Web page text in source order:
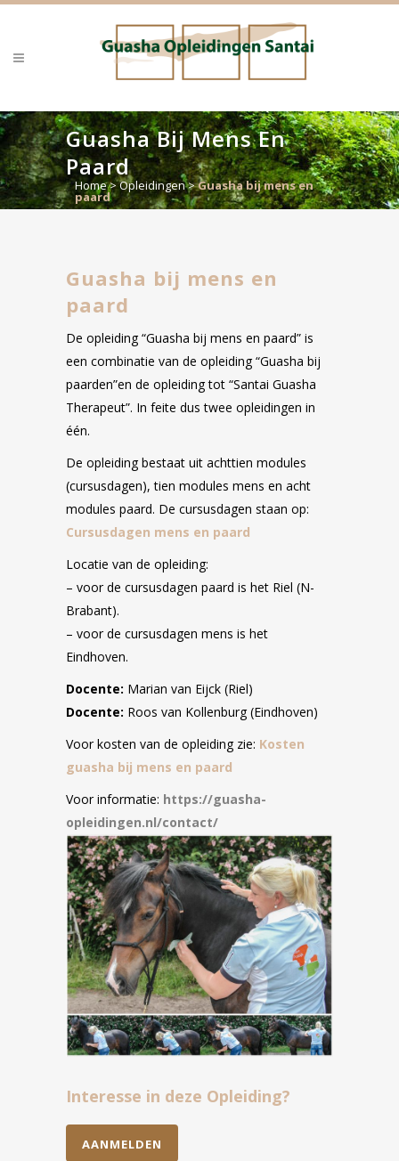
Guasha Bij Mens En
Paard
Home>Opleidingen>Guasha bij mens en
paard
Guasha bij mens en
paard
De opleiding “Guasha bij mens en paard” is
een combinatie van de opleiding “Guasha bij
paarden”en de opleiding tot “Santai Guasha
Therapeut”. In feite dus twee opleidingen in
één.
De opleiding bestaat uit achttien modules
(cursusdagen), tien modules mens en acht
modules paard. De cursusdagen staan op:
Cursusdagen mens en paard
Locatie van de opleiding:
– voor de cursusdagen paard is het Riel (N-
Brabant).
– voor de cursusdagen mens is het
Eindhoven.
Docente: Marian van Eijck (Riel)
Docente: Roos van Kollenburg (Eindhoven)
Voor kosten van de opleiding zie: Kosten
guasha bij mens en paard
Voor informatie: https://guasha-
opleidingen.nl/contact/
Interesse in deze Opleiding?
AANMELDEN